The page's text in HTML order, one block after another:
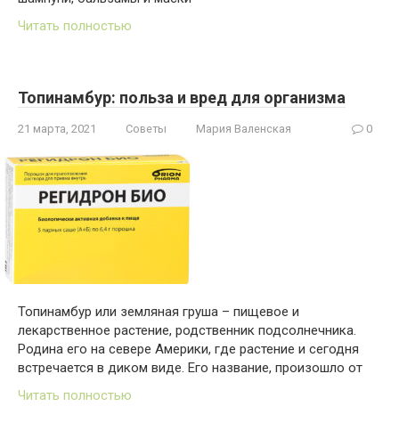
Читать полностью
Топинамбур: польза и вред для организма
21 марта, 2021 Советы Мария Валенская 0
Топинамбур или земляная груша – пищевое и
лекарственное растение, родственник подсолнечника.
Родина его на севере Америки, где растение и сегодня
встречается в диком виде. Его название, произошло от
Читать полностью